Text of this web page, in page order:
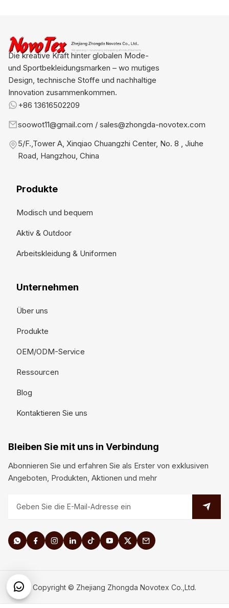
Die kreative Kraft hinter globalen Mode-
und Sportbekleidungsmarken – wo mutiges
Design, technische Stoffe und nachhaltige
Innovation zusammenkommen.
+86 13616502209
soowot11@gmail.com / sales@zhongda-novotex.com
5/F.,Tower A, Xinqiao Chuangzhi Center, No. 8 , Jiuhe
Road, Hangzhou, China
Produkte
Modisch und bequem
Aktiv & Outdoor
Arbeitskleidung & Uniformen
Unternehmen
Über uns
Produkte
OEM/ODM-Service
Ressourcen
Blog
Kontaktieren Sie uns
Bleiben Sie mit uns in Verbindung
Abonnieren Sie und erfahren Sie als Erster von exklusiven
Angeboten, Produkten, Aktionen und mehr
Copyright © Zhejiang Zhongda Novotex Co.,Ltd.